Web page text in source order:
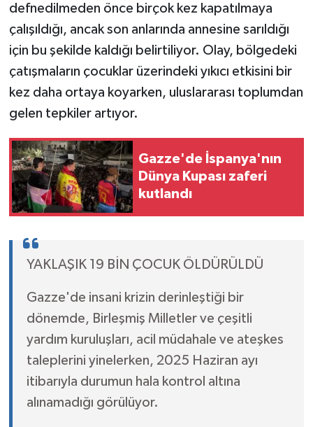
defnedilmeden önce birçok kez kapatılmaya
çalışıldığı, ancak son anlarında annesine sarıldığı
için bu şekilde kaldığı belirtiliyor. Olay, bölgedeki
çatışmaların çocuklar üzerindeki yıkıcı etkisini bir
kez daha ortaya koyarken, uluslararası toplumdan
gelen tepkiler artıyor.
Gazze'de İspanya'nın
Dünya Kupası zaferi
kutlandı
YAKLAŞIK 19 BİN ÇOCUK ÖLDÜRÜLDÜ
Gazze'de insani krizin derinleştiği bir
dönemde, Birleşmiş Milletler ve çeşitli
yardım kuruluşları, acil müdahale ve ateşkes
taleplerini yinelerken, 2025 Haziran ayı
itibarıyla durumun hala kontrol altına
alınamadığı görülüyor.